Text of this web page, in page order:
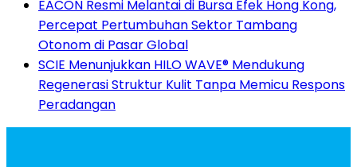
EACON Resmi Melantai di Bursa Efek Hong Kong,
Percepat Pertumbuhan Sektor Tambang
Otonom di Pasar Global
SCIE Menunjukkan HILO WAVE® Mendukung
Regenerasi Struktur Kulit Tanpa Memicu Respons
Peradangan